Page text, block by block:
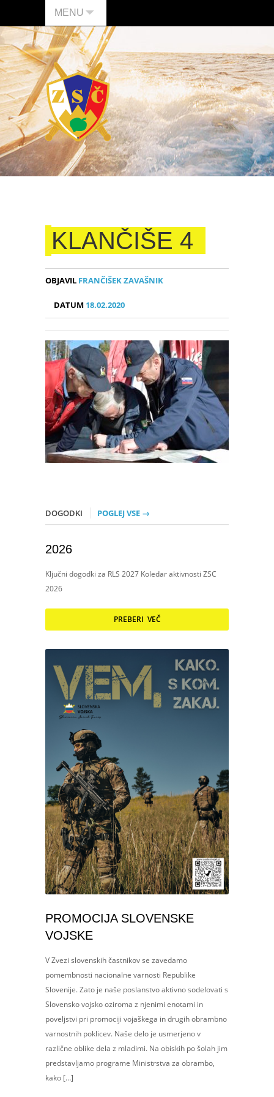
MENU
KLANČIŠE 4
OBJAVIL FRANČIŠEK ZAVAŠNIK
DATUM 18.02.2020
DOGODKI POGLEJ VSE →
2026
Ključni dogodki za RLS 2027 Koledar aktivnosti ZSC
2026
PREBERI VEČ
PROMOCIJA SLOVENSKE
VOJSKE
V Zvezi slovenskih častnikov se zavedamo
pomembnosti nacionalne varnosti Republike
Slovenije. Zato je naše poslanstvo aktivno sodelovati s
Slovensko vojsko oziroma z njenimi enotami in
poveljstvi pri promociji vojaškega in drugih obrambno
varnostnih poklicev. Naše delo je usmerjeno v
različne oblike dela z mladimi. Na obiskih po šolah jim
predstavljamo programe Ministrstva za obrambo,
kako […]